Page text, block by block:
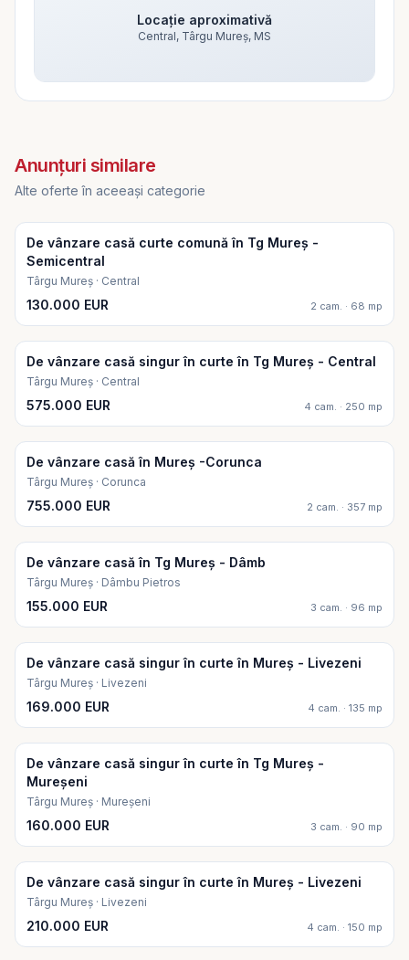
Locație aproximativă
Central, Târgu Mureș, MS
Vezi harta
Anunțuri similare
Alte oferte în aceeași categorie
De vânzare casă curte comună în Tg Mureș -
Semicentral
Târgu Mureș · Central
130.000 EUR 2 cam. · 68 mp
De vânzare casă singur în curte în Tg Mureș - Central
Târgu Mureș · Central
575.000 EUR 4 cam. · 250 mp
De vânzare casă în Mureș -Corunca
Târgu Mureș · Corunca
755.000 EUR 2 cam. · 357 mp
De vânzare casă în Tg Mureș - Dâmb
Târgu Mureș · Dâmbu Pietros
155.000 EUR 3 cam. · 96 mp
De vânzare casă singur în curte în Mureș - Livezeni
Târgu Mureș · Livezeni
169.000 EUR 4 cam. · 135 mp
De vânzare casă singur în curte în Tg Mureș -
Mureșeni
Târgu Mureș · Mureșeni
160.000 EUR 3 cam. · 90 mp
De vânzare casă singur în curte în Mureș - Livezeni
Târgu Mureș · Livezeni
210.000 EUR 4 cam. · 150 mp